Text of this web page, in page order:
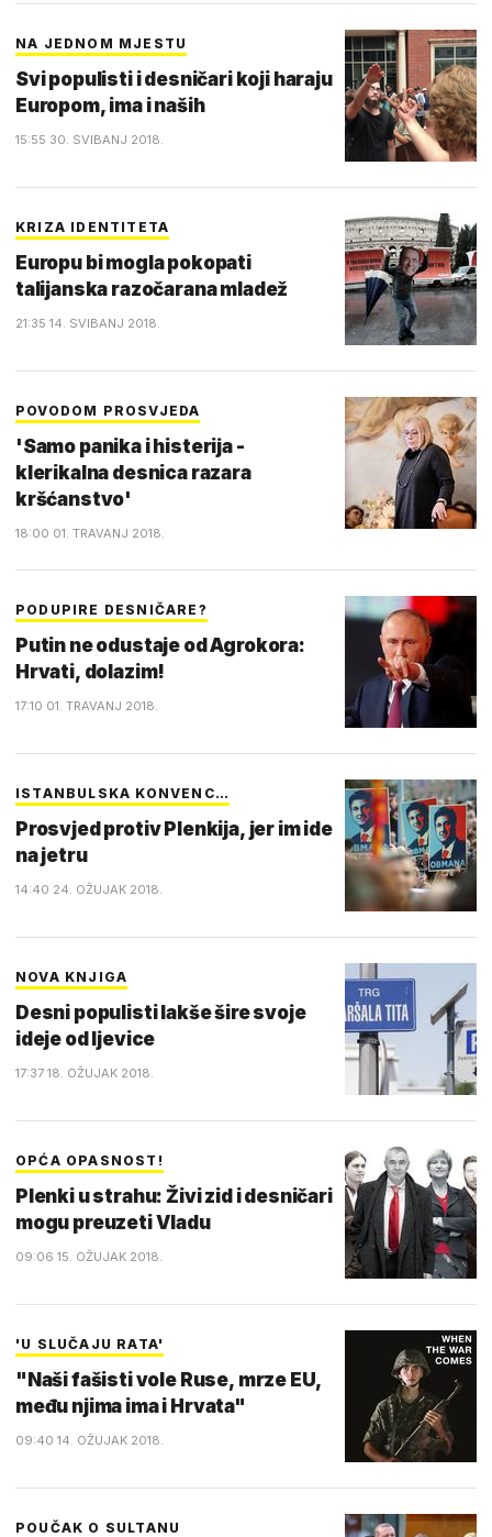
NA JEDNOM MJESTU
Svi populisti i desničari koji haraju
Europom, ima i naših
15:55 30. SVIBANJ 2018.
KRIZA IDENTITETA
Europu bi mogla pokopati
talijanska razočarana mladež
21:35 14. SVIBANJ 2018.
POVODOM PROSVJEDA
'Samo panika i histerija -
klerikalna desnica razara
kršćanstvo'
18:00 01. TRAVANJ 2018.
PODUPIRE DESNIČARE?
Putin ne odustaje od Agrokora:
Hrvati, dolazim!
17:10 01. TRAVANJ 2018.
ISTANBULSKA KONVENC…
Prosvjed protiv Plenkija, jer im ide
na jetru
14:40 24. OŽUJAK 2018.
NOVA KNJIGA
Desni populisti lakše šire svoje
ideje od ljevice
17:37 18. OŽUJAK 2018.
OPĆA OPASNOST!
Plenki u strahu: Živi zid i desničari
mogu preuzeti Vladu
09:06 15. OŽUJAK 2018.
'U SLUČAJU RATA'
"Naši fašisti vole Ruse, mrze EU,
među njima ima i Hrvata"
09:40 14. OŽUJAK 2018.
POUČAK O SULTANU